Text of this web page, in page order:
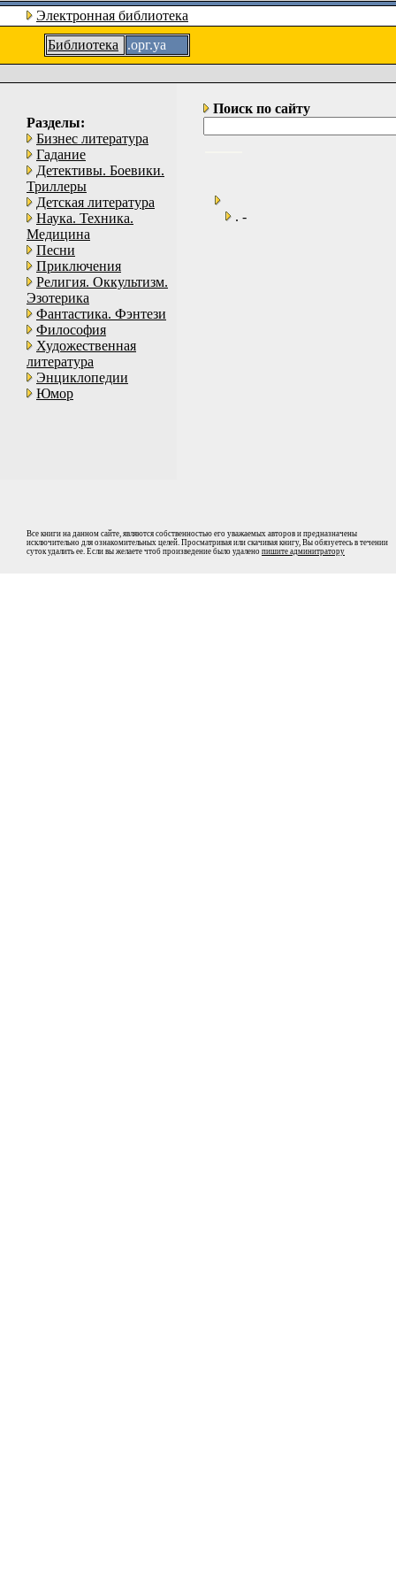
Электронная библиотека
Библиотека
.орг.уа
Разделы:
Бизнес литература
Гадание
Детективы. Боевики.
Триллеры
Детская литература
Наука. Техника.
Медицина
Песни
Приключения
Религия. Оккультизм.
Эзотерика
Фантастика. Фэнтези
Философия
Художественная
литература
Энциклопедии
Юмор
Поиск по сайту
. -
Все книги на данном сайте, являются собственностью его уважаемых авторов и предназначены
исключительно для ознакомительных целей. Просматривая или скачивая книгу, Вы обязуетесь в течении
суток удалить ее. Если вы желаете чтоб произведение было удалено пишите админитратору